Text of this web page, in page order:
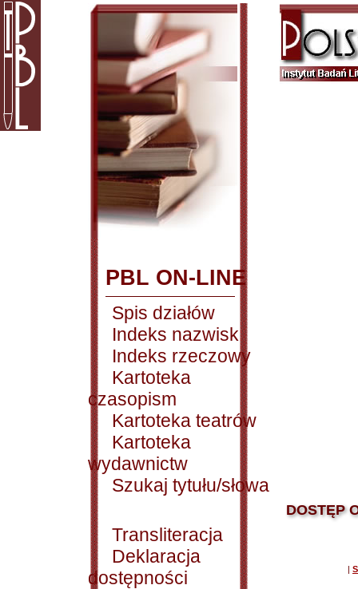
PBL ON-LINE
Spis działów
Indeks nazwisk
Indeks rzeczowy
Kartoteka
czasopism
Kartoteka teatrów
Kartoteka
wydawnictw
Szukaj tytułu/słowa
Transliteracja
Deklaracja
dostępności
DOSTĘP
|